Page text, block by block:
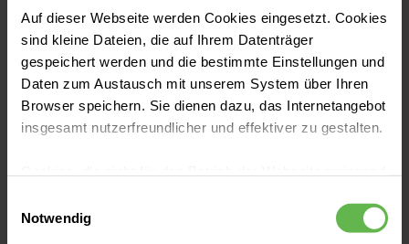
Auf dieser Webseite werden Cookies eingesetzt. Cookies
sind kleine Dateien, die auf Ihrem Datenträger
gespeichert werden und die bestimmte Einstellungen und
Daten zum Austausch mit unserem System über Ihren
Browser speichern. Sie dienen dazu, das Internetangebot
insgesamt nutzerfreundlicher und effektiver zu gestalten.
eingesetzt werden.
Notwendig
Verdauung & Stoffwechsel
Leistenbruch: Kleine Beule macht große
Probleme
Eine sichtbare Vorwölbung in der
Bauchwand – einen sogenannten
Beschwerden ein Leistenbruch macht und